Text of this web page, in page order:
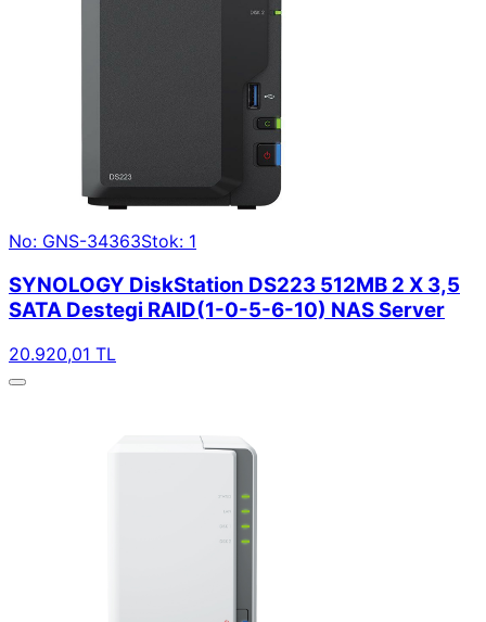
No: GNS-34363Stok: 1
SYNOLOGY DiskStation DS223 512MB 2 X 3,5
SATA Destegi RAID(1-0-5-6-10) NAS Server
20.920,01 TL